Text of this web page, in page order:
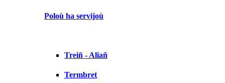
Poloù ha servijoù
Treiñ - Aliañ
Termbret